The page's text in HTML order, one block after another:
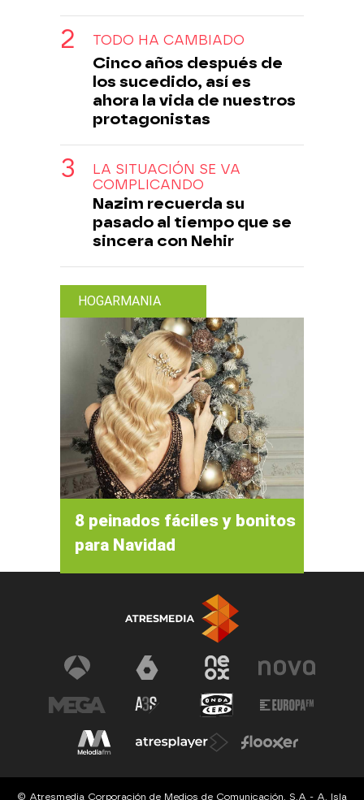
TODO HA CAMBIADO
Cinco años después de
los sucedido, así es
ahora la vida de nuestros
protagonistas
LA SITUACIÓN SE VA
COMPLICANDO
Nazim recuerda su
pasado al tiempo que se
sincera con Nehir
HOGARMANIA
8 peinados fáciles y bonitos
para Navidad
© Atresmedia Corporación de Medios de Comunicación, S.A - A. Isla